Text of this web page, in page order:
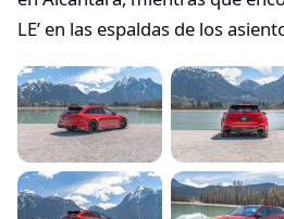
LE’ en las espaldas de los